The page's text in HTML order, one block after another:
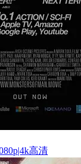
高清